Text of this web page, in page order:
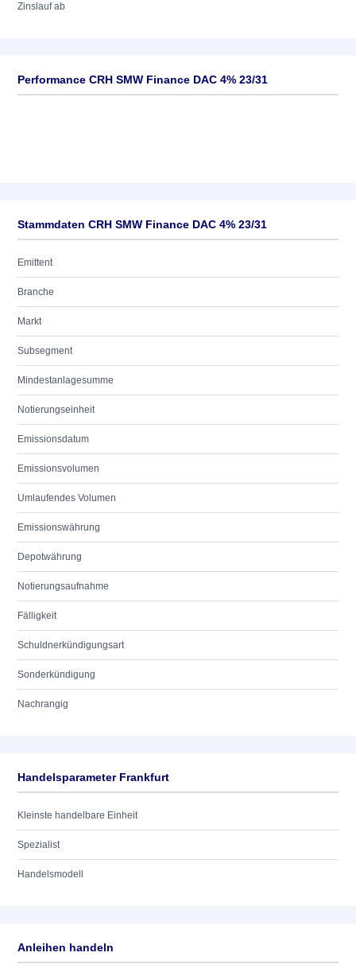
Zinslauf ab
Performance CRH SMW Finance DAC 4% 23/31
Stammdaten CRH SMW Finance DAC 4% 23/31
Emittent
Branche
Markt
Subsegment
Mindestanlagesumme
Notierungseinheit
Emissionsdatum
Emissionsvolumen
Umlaufendes Volumen
Emissionswährung
Depotwährung
Notierungsaufnahme
Fälligkeit
Schuldnerkündigungsart
Sonderkündigung
Nachrangig
Handelsparameter Frankfurt
Kleinste handelbare Einheit
Spezialist
Handelsmodell
Anleihen handeln